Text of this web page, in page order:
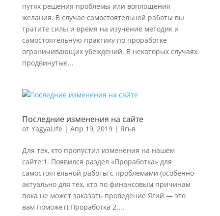
путях решения проблемы или воплощения
желания. В случае самостоятельной работы вы
тратите силы и время на изучение методик и
самостоятельную практику по проработке
ограничивающих убеждений. В некоторых случаях
продвинутые...
Последние изменения на сайте
от YagyaLife | Апр 19, 2019| Ягья
Для тех, кто пропустил изменения на нашем
сайте:1. Появился раздел «Проработка» для
самостоятельной работы с проблемами (особенно
актуально для тех, кто по финансовым причинам
пока не может заказать проведение Ягий — это
вам поможет):Проработка 2....